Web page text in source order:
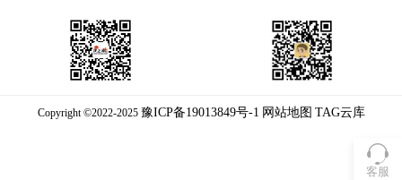
客服
Copyright ©2022-2025 豫ICP备19013849号-1 网站地图 TAG云库